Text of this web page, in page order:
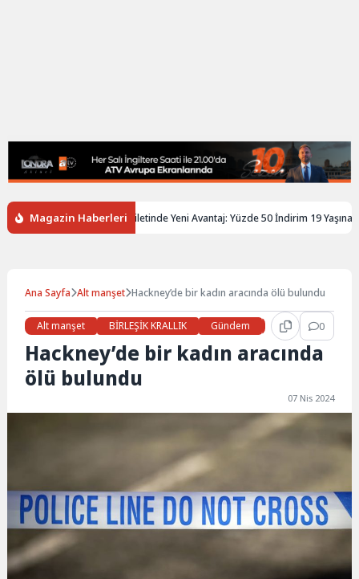
Magazin Haberleri
Gençlere Tren Biletinde Yeni Avantaj: Yüzde 50 İndirim 19 Yaşına
Ana Sayfa Alt manşet Hackney’de bir kadın aracında ölü bulundu
Alt manşet BİRLEŞİK KRALLIK Gündem Haberler 0
Hackney’de bir kadın aracında
ölü bulundu
07 Nis 2024